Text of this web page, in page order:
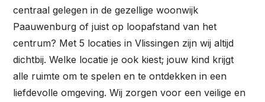
centraal gelegen in de gezellige woonwijk
Paauwenburg of juist op loopafstand van het
centrum? Met 5 locaties in Vlissingen zijn wij altijd
dichtbij. Welke locatie je ook kiest; jouw kind krijgt
alle ruimte om te spelen en te ontdekken in een
liefdevolle omgeving. Wij zorgen voor een veilige en